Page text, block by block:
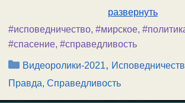
развернуть
#исповедничество, #мирское,
#спасение, #справедливость
Рубрики
Видеоролики-2021,
Правда, Справедливость